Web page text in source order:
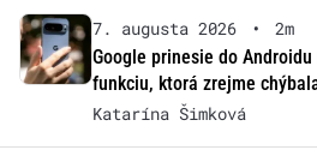
7. augusta 2026 •
2m
Google prinesie do
funkciu, ktorá zrejme
Katarína Šimková